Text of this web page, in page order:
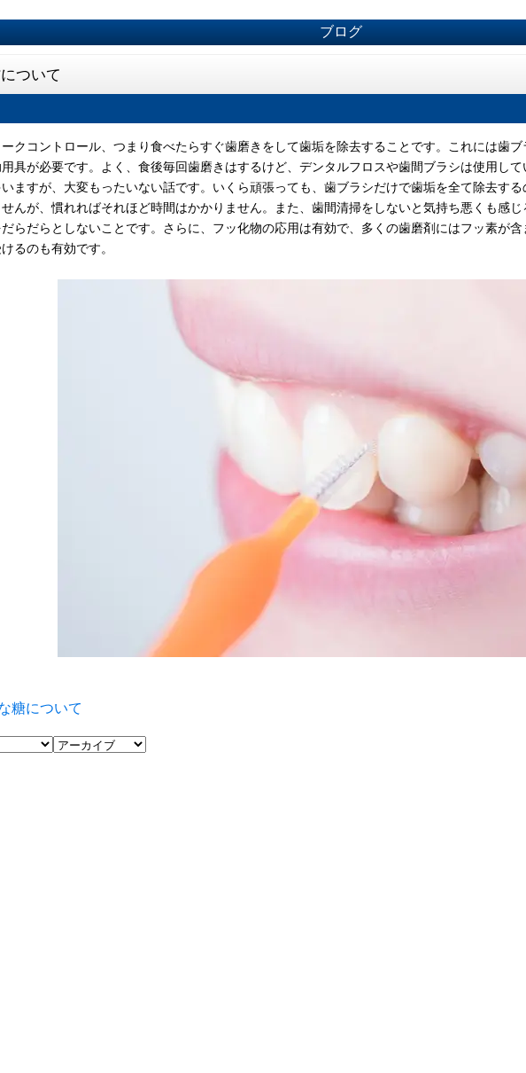
ブログ
ついて
クコントロール、つまり食べたらすぐ歯磨きをして歯垢を除去することです。これには歯
具が必要です。よく、食後毎回歯磨きはするけど、デンタルフロスや歯間ブラシは使用し
ますが、大変もったいない話です。いくら頑張っても、歯ブラシだけで歯垢を全て除去す
んが、慣れればそれほど時間はかかりません。また、歯間清掃をしないと気持ち悪くも感
らだらとしないことです。さらに、フッ化物の応用は有効で、多くの歯磨剤にはフッ素が
るのも有効です。
糖について